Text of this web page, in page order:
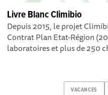
Livre Blanc Climibio
Depuis 2015, le projet
Contrat Plan Etat-Région
laboratoires et plus de 250
VACANCES